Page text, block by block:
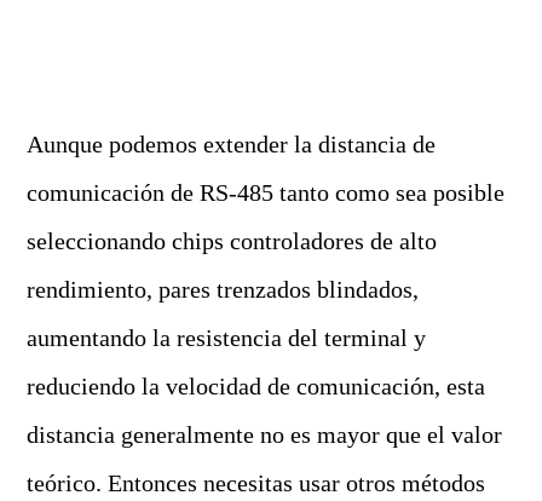
Aunque podemos extender la distancia de
comunicación de RS-485 tanto como sea posible
seleccionando chips controladores de alto
rendimiento, pares trenzados blindados,
aumentando la resistencia del terminal y
reduciendo la velocidad de comunicación, esta
distancia generalmente no es mayor que el valor
teórico. Entonces necesitas usar otros métodos